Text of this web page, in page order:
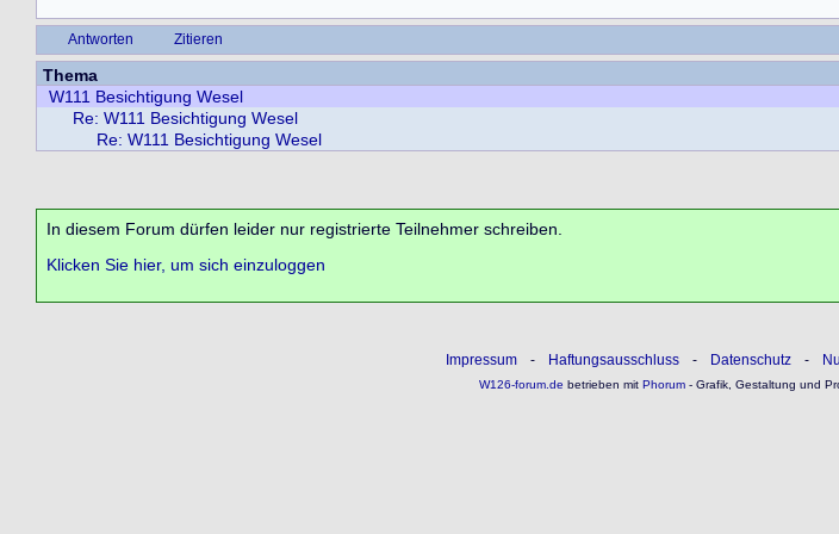
Antworten Zitieren
Thema
W111 Besichtigung Wesel
Re: W111 Besichtigung Wesel
Re: W111 Besichtigung Wesel
In diesem Forum dürfen leider nur registrierte Teilnehmer schreiben.
Klicken Sie hier, um sich einzuloggen
Impressum - Haftungsausschluss - Datenschutz -
W126-forum.de betrieben mitPhorum- Grafik, Gestaltung und